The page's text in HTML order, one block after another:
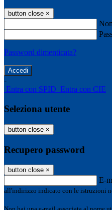
button close ×
Password dimenticata?
-
Entra con SPID Entra con CIE
Seleziona utente
button close ×
Recupero password
button close ×
E-
all'indirizzo indicato con le istruzioni